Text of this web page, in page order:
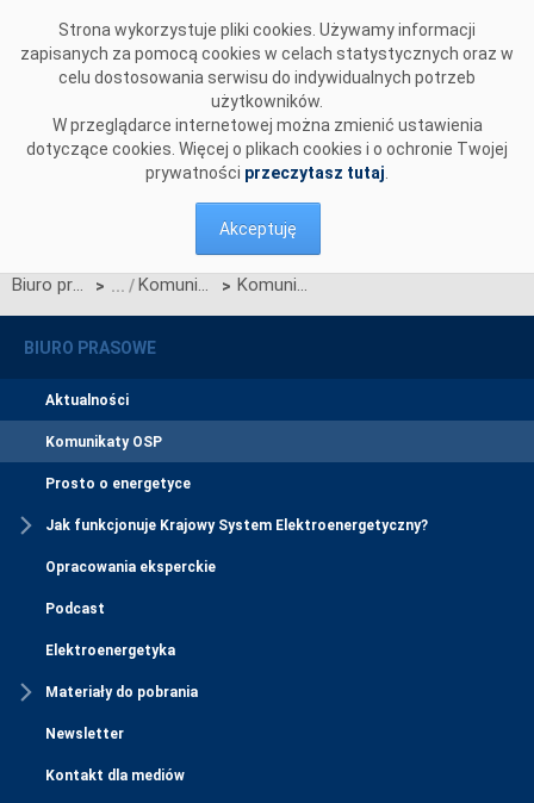
Strona wykorzystuje pliki cookies. Używamy informacji
zapisanych za pomocą cookies w celach statystycznych oraz w
celu dostosowania serwisu do indywidualnych potrzeb
użytkowników.
W przeglądarce internetowej można zmienić ustawienia
dotyczące cookies. Więcej o plikach cookies i o ochronie Twojej
prywatności przeczytasz tutaj
Akceptuję
Biuro prasowe > Komunikaty OSP > Komunikat dotyczący prawa do rekompensaty za redysponowanie nierynkowe instalacji wiatrowych w dniu 22 lipca 2025 r.
BIURO PRASOWE
Aktualności
Komunikaty OSP
Prosto o energetyce
Jak funkcjonuje Krajowy System Elektroenergetyczny?
Opracowania eksperckie
Podcast
Elektroenergetyka
Materiały do pobrania
Newsletter
Kontakt dla mediów